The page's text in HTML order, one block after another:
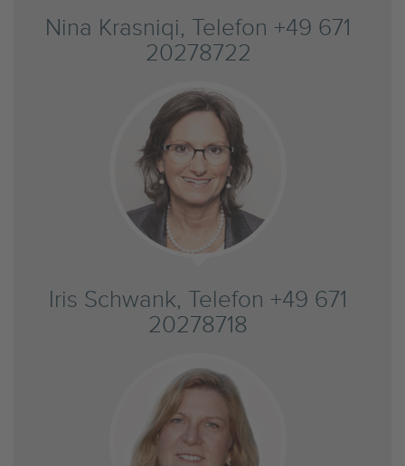
Nina Krasniqi, Telefon +49 671
20278722
Iris Schwank, Telefon +49 671
20278718